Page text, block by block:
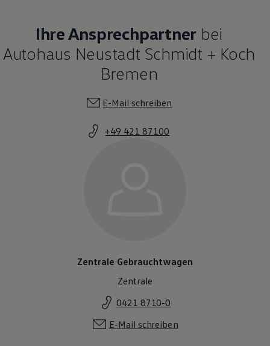
Ihre Ansprechpartner bei
Autohaus Neustadt Schmidt + Koch
Bremen
E-Mail schreiben
+49 421 87100
Zentrale Gebrauchtwagen
Zentrale
0421 8710-0
E-Mail schreiben